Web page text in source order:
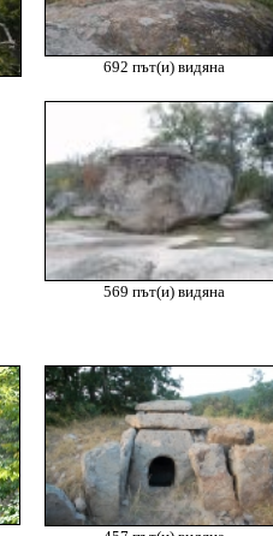
692 път(и) видяна
569 път(и) видяна